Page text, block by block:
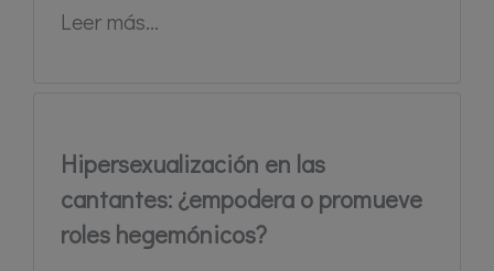
Leer más...
Hipersexualización en las
cantantes: ¿empodera o promueve
roles hegemónicos?